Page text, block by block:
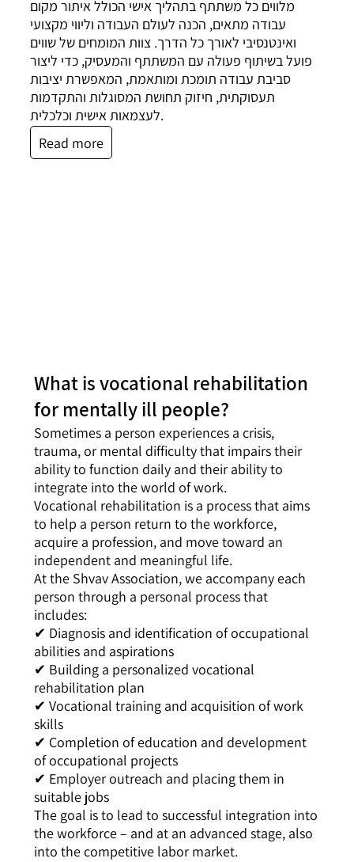
מלווים כל משתתף בתהליך אישי הכולל איתור מקום
עבודה מתאים, הכנה לעולם העבודה וליווי מקצועי
ואינטנסיבי לאורך כל הדרך. צוות המומחים של שווים
פועל בשיתוף פעולה עם המשתתף והמעסיק, כדי ליצור
סביבת עבודה תומכת ומותאמת, המאפשרת יציבות
תעסוקתית, חיזוק תחושת המסוגלות והתקדמות
לעצמאות אישית וכלכלית.
Read more
What is vocational rehabilitation
for mentally ill people?
Sometimes a person experiences a crisis,
trauma, or mental difficulty that impairs their
ability to function daily and their ability to
integrate into the world of work.
Vocational rehabilitation is a process that aims
to help a person return to the workforce,
acquire a profession, and move toward an
independent and meaningful life.
At the Shvav Association, we accompany each
person through a personal process that
includes:
✔ Diagnosis and identification of occupational
abilities and aspirations
✔ Building a personalized vocational
rehabilitation plan
✔ Vocational training and acquisition of work
skills
✔ Completion of education and development
of occupational projects
✔ Employer outreach and placing them in
suitable jobs
The goal is to lead to successful integration into
the workforce – and at an advanced stage, also
into the competitive labor market.